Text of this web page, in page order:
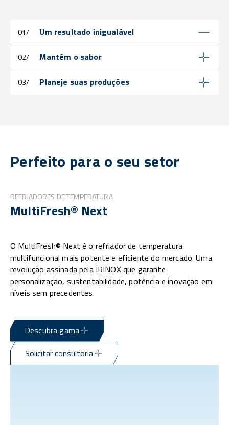
01/ Um resultado inigualável
02/ Mantém o sabor
03/ Planeje suas produções
Perfeito para o seu setor
REFRIADORES DE TEMPERATURA
MultiFresh® Next
O MultiFresh® Next é o refriador de temperatura
multifuncional mais potente e eficiente do mercado. Uma
revolução assinada pela IRINOX que garante
personalização, sustentabilidade, potência e inovação em
níveis sem precedentes.
Descubra gama
Solicitar consultoria